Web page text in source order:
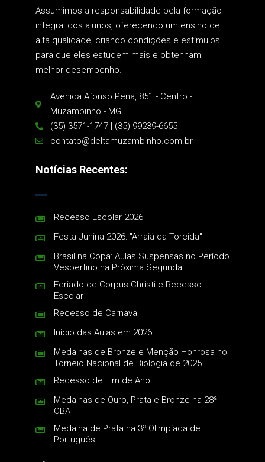
Assumimos a responsabilidade pela formação
integral dos alunos, oferecendo um ensino de
alta qualidade, criando condições e estímulos
para que eles estudem mais e obtenham
melhor desempenho.
Avenida Afonso Pena, 851 - Centro -
Muzambinho - MG
(35) 3571-1747 | (35) 99239-6655
contato@deltamuzambinho.com.br
Notícias Recentes:
Recesso Escolar 2026
Festa Junina 2026: "Arraiá da Torcida"
Brasil na Copa: Aulas Suspensas no Período
Vespertino na Próxima Segunda
Feriado de Corpus Christi e Recesso
Escolar
Recesso de Carnaval
Início das Aulas em 2026
Medalhas de Bronze e Menção Honrosa no
Torneio Nacional de Biologia de 2025
Recesso de Fim de Ano
Medalhas de Ouro, Prata e Bronze na 28ª
OBA
Medalha de Prata na 3ª Olimpíada de
Português